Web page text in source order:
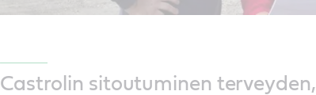
Castrolin sitoutuminen terveyden,